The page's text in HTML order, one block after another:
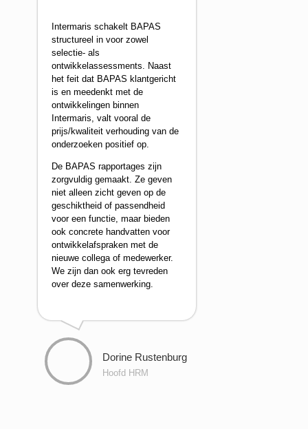
Intermaris schakelt BAPAS
structureel in voor zowel
selectie- als
ontwikkelassessments. Naast
het feit dat BAPAS klantgericht
is en meedenkt met de
ontwikkelingen binnen
Intermaris, valt vooral de
prijs/kwaliteit verhouding van de
onderzoeken positief op.
De BAPAS rapportages zijn
zorgvuldig gemaakt. Ze geven
niet alleen zicht geven op de
geschiktheid of passendheid
voor een functie, maar bieden
ook concrete handvatten voor
ontwikkelafspraken met de
nieuwe collega of medewerker.
We zijn dan ook erg tevreden
over deze samenwerking.
Dorine Rustenburg
Hoofd HRM